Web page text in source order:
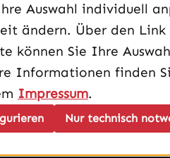
Auswahl individuell
ändern. Über den Link
können Sie Ihre
Informationen finden
Impressum.
Nur technisch